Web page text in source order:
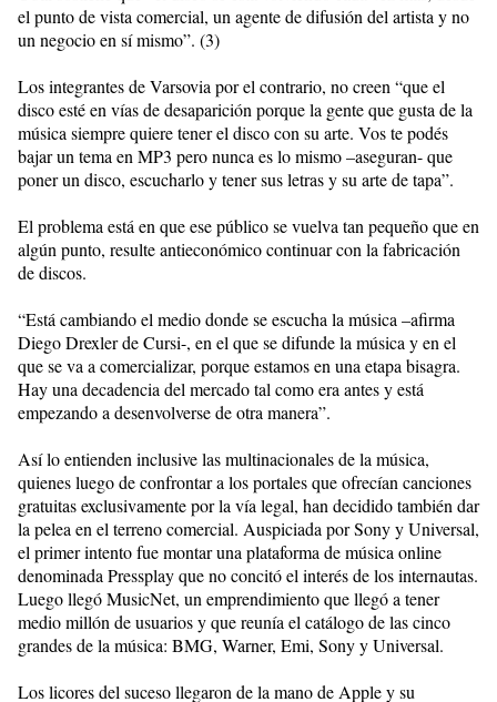
el punto de vista comercial, un agente de difusión del artista y no
un negocio en sí mismo”. (3)
Los integrantes de Varsovia por el contrario, no creen “que el
disco esté en vías de desaparición porque la gente que gusta de la
música siempre quiere tener el disco con su arte. Vos te podés
bajar un tema en MP3 pero nunca es lo mismo –aseguran- que
poner un disco, escucharlo y tener sus letras y su arte de tapa”.
El problema está en que ese público se vuelva tan pequeño que en
algún punto, resulte antieconómico continuar con la fabricación
de discos.
“Está cambiando el medio donde se escucha la música –afirma
Diego Drexler de Cursi-, en el que se difunde la música y en el
que se va a comercializar, porque estamos en una etapa bisagra.
Hay una decadencia del mercado tal como era antes y está
empezando a desenvolverse de otra manera”.
Así lo entienden inclusive las multinacionales de la música,
quienes luego de confrontar a los portales que ofrecían canciones
gratuitas exclusivamente por la vía legal, han decidido también dar
la pelea en el terreno comercial. Auspiciada por Sony y Universal,
el primer intento fue montar una plataforma de música online
denominada Pressplay que no concitó el interés de los internautas.
Luego llegó MusicNet, un emprendimiento que llegó a tener
medio millón de usuarios y que reunía el catálogo de las cinco
grandes de la música: BMG, Warner, Emi, Sony y Universal.
Los licores del suceso llegaron de la mano de Apple y su